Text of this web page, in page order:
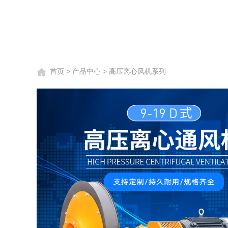
首页 > 产品中心 > 高压离心风机系列